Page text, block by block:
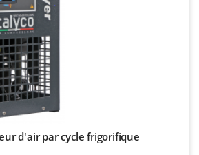
d'air par cycle frigorifique